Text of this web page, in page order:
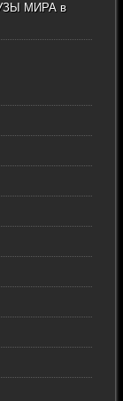
МИРА в